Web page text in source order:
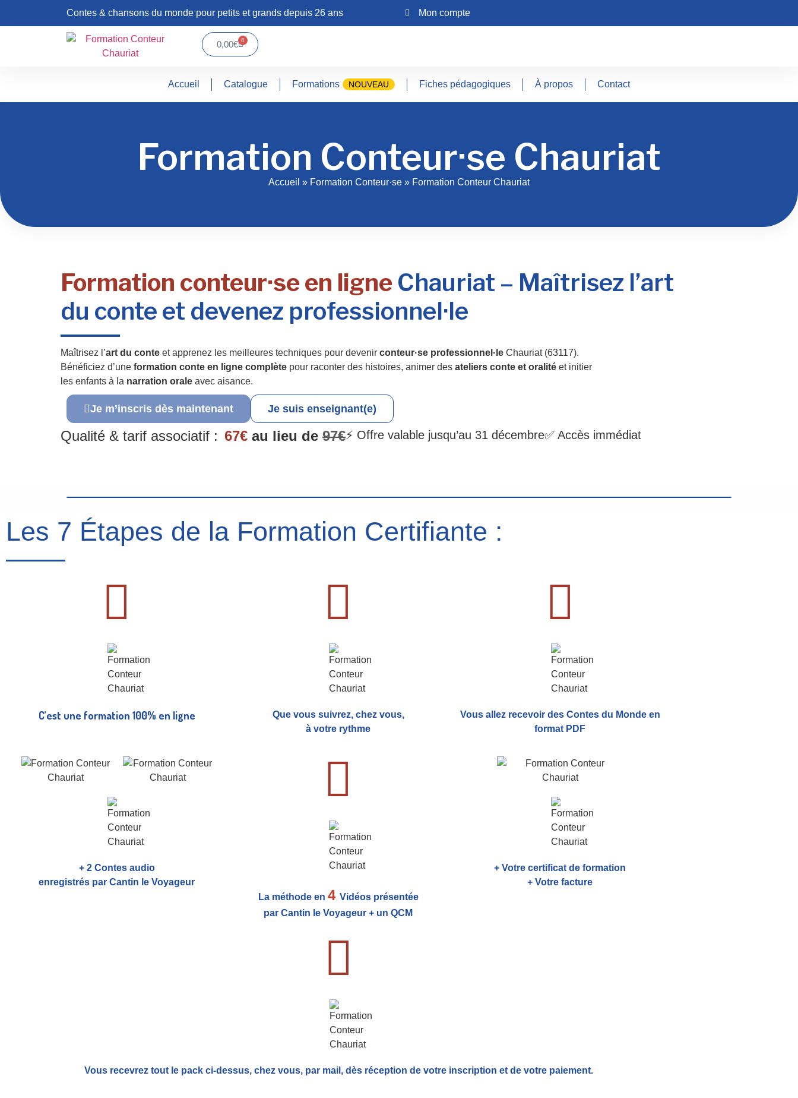
Contes & chansons du monde pour petits et grands depuis 26 ans Mon compte
0,00€ 0
Accueil Catalogue Formations NOUVEAU Fiches pédagogiques À propos Contact
Formation Conteur·se Chauriat
Accueil » Formation Conteur·se » Formation Conteur Chauriat
Formation conteur·se en ligne Chauriat – Maîtrisez l’art
du conte et devenez professionnel·le
Maîtrisez l’art du conte et apprenez les meilleures techniques pour devenir conteur·se professionnel·le Chauriat (63117).
Bénéficiez d’une formation conte en ligne complète pour raconter des histoires, animer des ateliers conte et oralité et initier
les enfants à la narration orale avec aisance.
Je m’inscris dès maintenant Je suis enseignant(e)
Qualité & tarif associatif : 67€ au lieu de 97€⚡ Offre valable jusqu’au 31 décembre✅ Accès immédiat
Les 7 Étapes de la Formation Certifiante :
C’est une formation 100% en ligne
Que vous suivrez, chez vous,
à votre rythme
Vous allez recevoir des Contes du Monde en
format PDF
+ 2 Contes audio
enregistrés par Cantin le Voyageur
La méthode en 4 Vidéos présentée
par Cantin le Voyageur + un QCM
+ Votre certificat de formation
+ Votre facture
Vous recevrez tout le pack ci-dessus, chez vous, par mail, dès réception de votre inscription et de votre paiement.